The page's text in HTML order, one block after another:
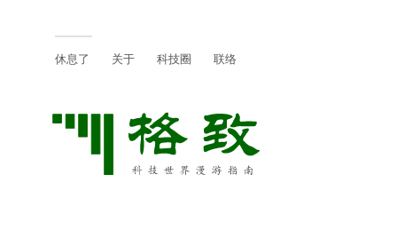
休息了 关于 科技圈 联络